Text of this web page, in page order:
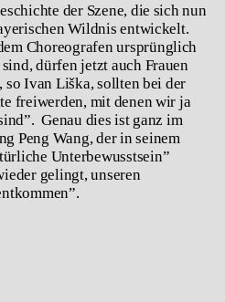
der Szene, die sich nun
Wildnis entwickelt.
Choreografen ursprünglich
dürfen jetzt auch Frauen
so Ivan Liška, sollten bei der
freiwerden, mit denen wir ja
Genau dies ist ganz im
Peng Wang, der in seinem
Unterbewusstsein”
gelingt, unseren